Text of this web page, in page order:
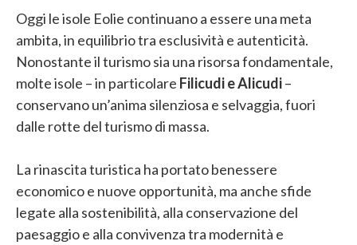
Oggi le isole Eolie continuano a essere una meta
ambita, in equilibrio tra esclusività e autenticità.
Nonostante il turismo sia una risorsa fondamentale,
molte isole – in particolare Filicudi e Alicudi–
conservano un’anima silenziosa e selvaggia, fuori
dalle rotte del turismo di massa.
La rinascita turistica ha portato benessere
economico e nuove opportunità, ma anche sfide
legate alla sostenibilità, alla conservazione del
paesaggio e alla convivenza tra modernità e